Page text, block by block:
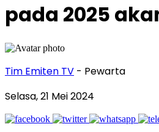
pada 2025
Tim Emiten TV - Pewarta
Selasa, 21 Mei 2024